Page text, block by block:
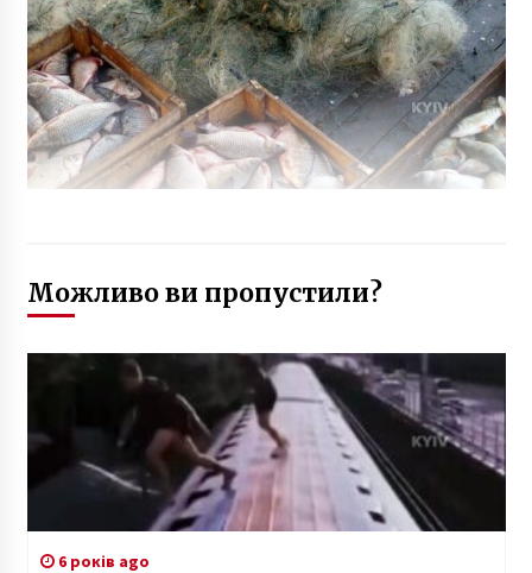
Можливо ви пропустили?
6 років ago